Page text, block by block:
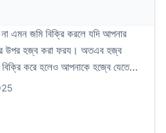
এমন জমি বিক্রি করলে যদি আপনার
উপর হজ্ব করা ফরয। অতএব হজ্ব
করে হলেও আপনাকে হজ্বে যেতে